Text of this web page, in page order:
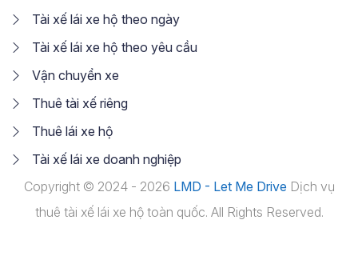
Tài xế lái xe hộ theo ngày
Tài xế lái xe hộ theo yêu cầu
Vận chuyển xe
Thuê tài xế riêng
Thuê lái xe hộ
Tài xế lái xe doanh nghiệp
Copyright © 2024 - 2026 LMD - Let Me Drive Dịch vụ
thuê tài xế lái xe hộ toàn quốc. All Rights Reserved.